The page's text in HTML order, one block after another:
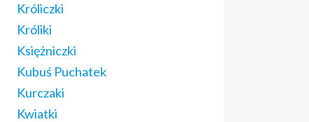
Króliczki
Króliki
Księżniczki
Kubuś Puchatek
Kurczaki
Kwiatki